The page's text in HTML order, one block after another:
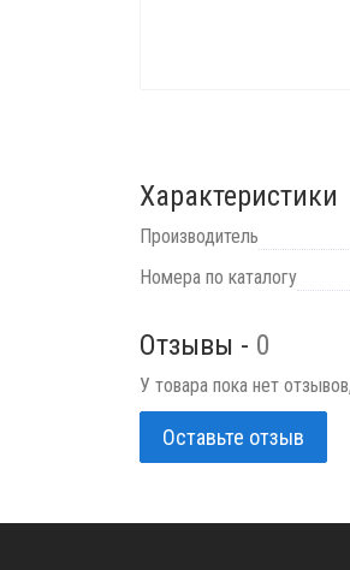
Характеристики
Производитель
Номера по каталогу
Отзывы - 0
У товара пока нет
Оставьте отзыв